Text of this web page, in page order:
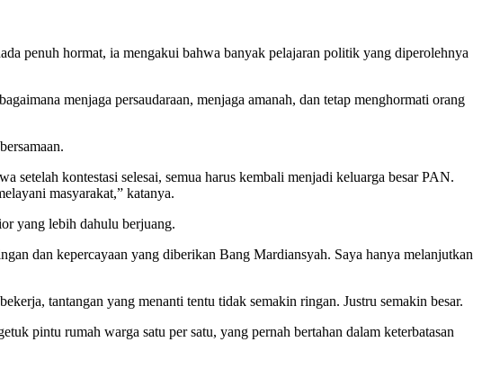
penuh hormat, ia mengakui bahwa banyak pelajaran politik yang diperolehnya
menjaga persaudaraan, menjaga amanah, dan tetap menghormati orang
setelah kontestasi selesai, semua harus kembali menjadi keluarga besar PAN.
masyarakat,” katanya.
yang lebih dahulu berjuang.
dan kepercayaan yang diberikan Bang Mardiansyah. Saya hanya melanjutkan
tantangan yang menanti tentu tidak semakin ringan. Justru semakin besar.
pintu rumah warga satu per satu, yang pernah bertahan dalam keterbatasan